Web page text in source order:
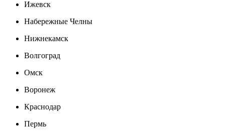
Ижевск
Набережные Челны
Нижнекамск
Волгоград
Омск
Воронеж
Краснодар
Пермь